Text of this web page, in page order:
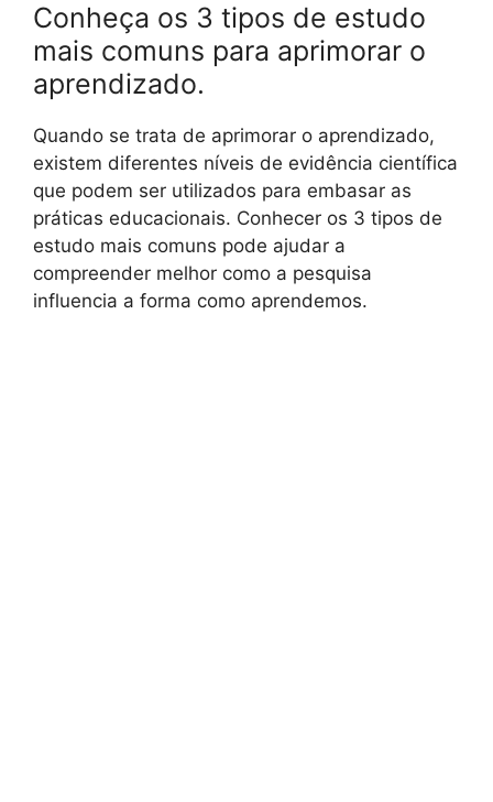
Conheça os 3 tipos de estudo
mais comuns para aprimorar o
aprendizado.
Quando se trata de aprimorar o aprendizado,
existem diferentes níveis de evidência científica
que podem ser utilizados para embasar as
práticas educacionais. Conhecer os 3 tipos de
estudo mais comuns pode ajudar a
compreender melhor como a pesquisa
influencia a forma como aprendemos.